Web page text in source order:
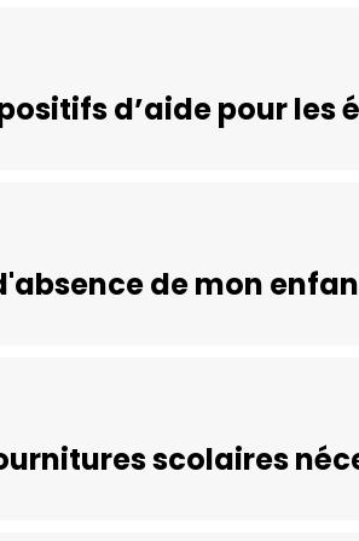
d’aide pour les
de mon
scolaires